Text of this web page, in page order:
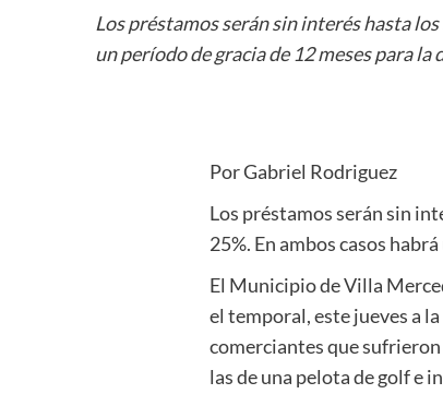
Los préstamos serán sin interés hasta
un período de gracia de 12 meses para la
Por Gabriel Rodriguez
Los préstamos serán sin
25%. En ambos casos
El Municipio de Villa
el temporal, este jueves a
comerciantes que sufrieron
las de una pelota de golf e